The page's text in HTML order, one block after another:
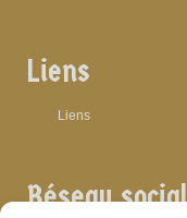
Liens
Liens
Réseau social